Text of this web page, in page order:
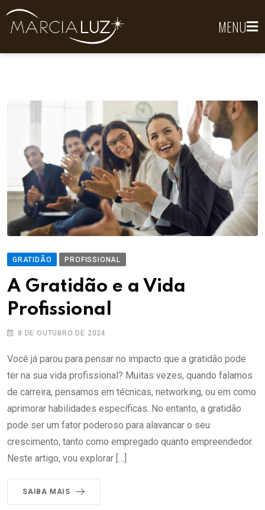
MENU
GRATIDÃO PROFISSIONAL
A Gratidão e a Vida
Profissional
8 DE OUTUBRO DE 2024
Você já parou para pensar no impacto que a gratidão pode
ter na sua vida profissional? Muitas vezes, quando falamos
de carreira, pensamos em técnicas, networking, ou em como
aprimorar habilidades específicas. No entanto, a gratidão
pode ser um fator poderoso para alavancar o seu
crescimento, tanto como empregado quanto empreendedor.
Neste artigo, vou explorar […]
SAIBA MAIS